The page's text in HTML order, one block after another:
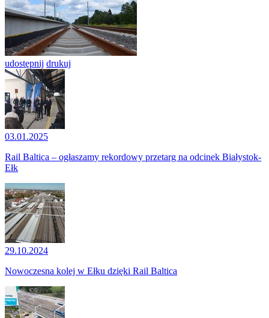
udostępnij drukuj
03.01.2025
Rail Baltica – ogłaszamy rekordowy przetarg na odcinek Białystok-
Ełk
29.10.2024
Nowoczesna kolej w Ełku dzięki Rail Baltica